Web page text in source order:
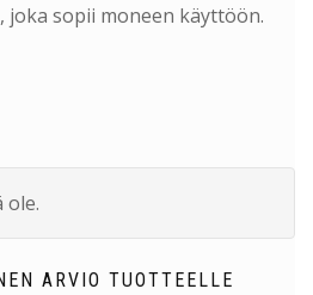
joka sopii moneen käyttöön.
ole.
ARVIO TUOTTEELLE